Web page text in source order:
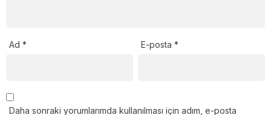
Ad * E-posta*
Daha sonraki yorumlarımda kullanılması için adım, e-posta